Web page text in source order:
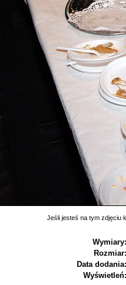
Jeśli jesteś na tym zdjęciu
Wymiary:
Rozmiar:
Data dodania:
Wyświetleń: